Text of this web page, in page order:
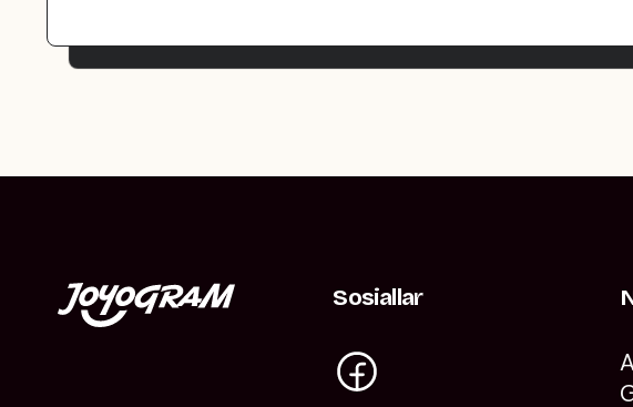
Sosiallar